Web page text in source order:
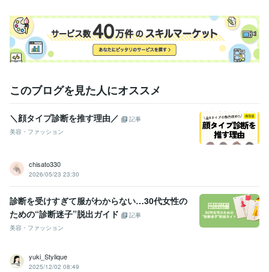
ャルプログラム 就職活動の為のパーソナルカラー JALアカデミー シ
ンデレラコース 六本木ヒルズアカデミーヒルズ パーソナルカラーで
トレンド作り 銀座三越 　イベント「女を磨く1週間」 日本橋DICス
クエア KOSEタイアップ メイクイベント ロカリ (女性向け情報サイ
ト) 心に響く写真撮影に必要な色彩 女性自身　コラム掲載「自分を変
得意分野
住まい・美容・生活相談 パーソナルカラー診断/100人100通り
トー
タル診断 カラバリエーション／似合う色の組み合わせ
似合うメイク
カラー3点
パーソナルカラーコス
このブログを見た人にオススメ
＼顔タイプ診断を推す理由／
記事
美容・ファッション
chisato330
2026/05/23 23:30
診断を受けすぎて服がわからない…30代女性の
ための“診断迷子”脱出ガイド
記事
美容・ファッション
yuki_Stylique
2025/12/02 08:49